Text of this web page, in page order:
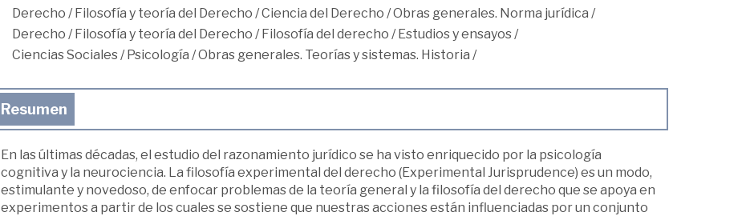
Derecho /Filosofía y teoría del Derecho /Ciencia del Derecho /Obras generales. Norma jurídica /
Derecho /Filosofía y teoría del Derecho /Filosofía del derecho /Estudios y ensayos/
Ciencias Sociales/Psicología /Obras generales. Teorías y sistemas. Historia /
Resumen
En las últimas décadas, el estudio del razonamiento jurídico se ha visto enriquecido por la psicología
cognitiva y la neurociencia. La filosofía experimental del derecho (Experimental Jurisprudence) es un modo,
estimulante y novedoso, de enfocar problemas de la teoría general y la filosofía del derecho que se apoya en
experimentos a partir de los cuales se sostiene que nuestras acciones están influenciadas por un conjunto